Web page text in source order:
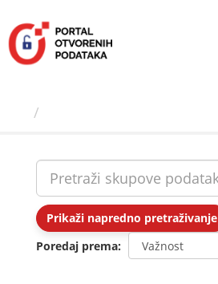
sadržaj
Prikaži napredno pretraživanje
Poredaj prema